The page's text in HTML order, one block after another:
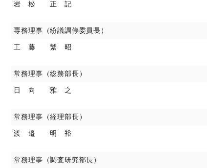
岩 松 正 記
専務理事（紛議調停委員長）
工 藤 繁 昭
常務理事（総務部長）
日 向 雅 之
常務理事（経理部長）
渡 邉 明 裕
常務理事（調査研究部長）